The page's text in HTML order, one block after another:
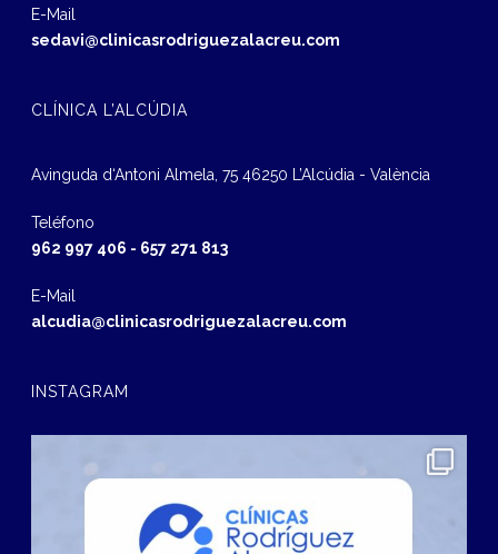
E-Mail
sedavi@clinicasrodriguezalacreu.com
CLÍNICA L’ALCÚDIA
Avinguda d‘Antoni Almela, 75 46250 L’Alcúdia - València
Teléfono
962 997 406 - 657 271 813
E-Mail
alcudia@clinicasrodriguezalacreu.com
INSTAGRAM